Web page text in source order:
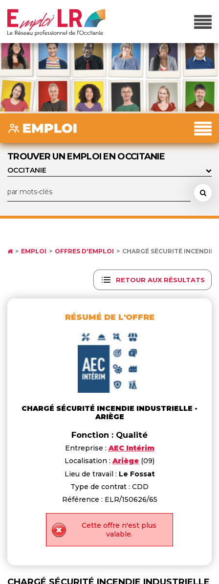
TROUVER UN EMPLOI EN OCCITANIE
EMPLOI OFFRES D'EMPLOI CHARGÉ SÉCURITÉ INCENDIE
RETOUR AUX RÉSULTATS
RÉSUMÉ DE L'OFFRE
CHARGÉ SÉCURITÉ INCENDIE INDUSTRIELLE -
ARIÈGE
Fonction : Qualité
Entreprise : AEC Intérim
Localisation : Ariège (09)
Lieu de travail : Le Fossat
Type de contrat : CDD
Référence : ELR/150626/65
Cette offre n'est plus
valable.